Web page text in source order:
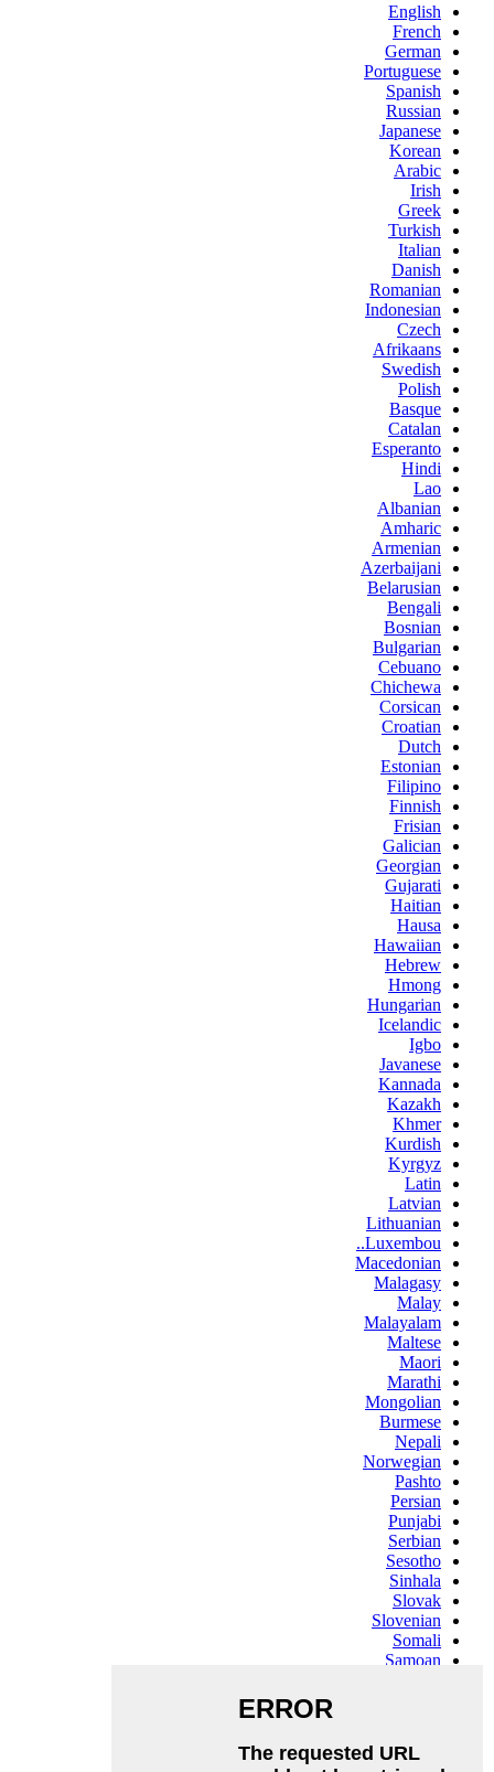
English
French
German
Portuguese
Spanish
Russian
Japanese
Korean
Arabic
Irish
Greek
Turkish
Italian
Danish
Romanian
Indonesian
Czech
Afrikaans
Swedish
Polish
Basque
Catalan
Esperanto
Hindi
Lao
Albanian
Amharic
Armenian
Azerbaijani
Belarusian
Bengali
Bosnian
Bulgarian
Cebuano
Chichewa
Corsican
Croatian
Dutch
Estonian
Filipino
Finnish
Frisian
Galician
Georgian
Gujarati
Haitian
Hausa
Hawaiian
Hebrew
Hmong
Hungarian
Icelandic
Igbo
Javanese
Kannada
Kazakh
Khmer
Kurdish
Kyrgyz
Latin
Latvian
Lithuanian
Luxembou..
Macedonian
Malagasy
Malay
Malayalam
Maltese
Maori
Marathi
Mongolian
Burmese
Nepali
Norwegian
Pashto
Persian
Punjabi
Serbian
Sesotho
Sinhala
Slovak
Slovenian
Somali
Samoan
Swahili